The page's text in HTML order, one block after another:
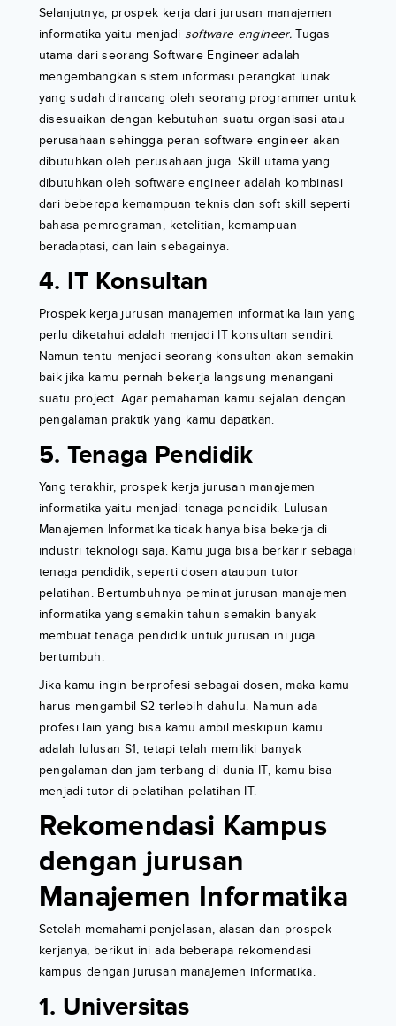
Selanjutnya, prospek kerja dari jurusan manajemen
informatika yaitu menjadi software engineer.Tugas
utama dari seorang Software Engineer adalah
mengembangkan sistem informasi perangkat lunak
yang sudah dirancang oleh seorang programmer untuk
disesuaikan dengan kebutuhan suatu organisasi atau
perusahaan sehingga peran software engineer akan
dibutuhkan oleh perusahaan juga. Skill utama yang
dibutuhkan oleh software engineer adalah kombinasi
dari beberapa kemampuan teknis dan soft skill seperti
bahasa pemrograman, ketelitian, kemampuan
beradaptasi, dan lain sebagainya.
4. IT Konsultan
Prospek kerja jurusan manajemen informatika lain yang
perlu diketahui adalah menjadi IT konsultan sendiri.
Namun tentu menjadi seorang konsultan akan semakin
baik jika kamu pernah bekerja langsung menangani
suatu project. Agar pemahaman kamu sejalan dengan
pengalaman praktik yang kamu dapatkan.
5. Tenaga Pendidik
Yang terakhir, prospek kerja jurusan manajemen
informatika yaitu menjadi tenaga pendidik. Lulusan
Manajemen Informatika tidak hanya bisa bekerja di
industri teknologi saja. Kamu juga bisa berkarir sebagai
tenaga pendidik, seperti dosen ataupun tutor
pelatihan. Bertumbuhnya peminat jurusan manajemen
informatika yang semakin tahun semakin banyak
membuat tenaga pendidik untuk jurusan ini juga
bertumbuh.
Jika kamu ingin berprofesi sebagai dosen, maka kamu
harus mengambil S2 terlebih dahulu. Namun ada
profesi lain yang bisa kamu ambil meskipun kamu
adalah lulusan S1, tetapi telah memiliki banyak
pengalaman dan jam terbang di dunia IT, kamu bisa
menjadi tutor di pelatihan-pelatihan IT.
Rekomendasi Kampus
dengan jurusan
Manajemen Informatika
Setelah memahami penjelasan, alasan dan prospek
kerjanya, berikut ini ada beberapa rekomendasi
kampus dengan jurusan manajemen informatika.
1. Universitas